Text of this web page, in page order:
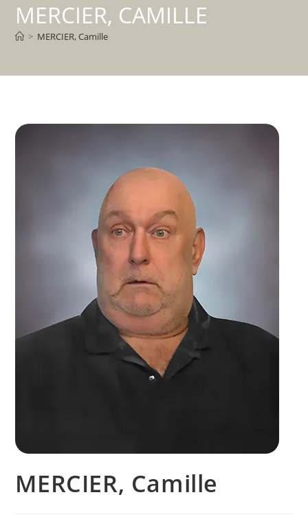
MERCIER, CAMILLE
> MERCIER, Camille
MERCIER, Camille